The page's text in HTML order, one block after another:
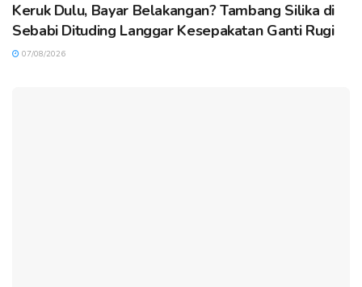
Keruk Dulu, Bayar Belakangan? Tambang Silika di
Sebabi Dituding Langgar Kesepakatan Ganti Rugi
07/08/2026